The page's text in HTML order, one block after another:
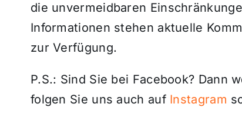
die unvermeidbaren
Informationen stehen aktuelle
zur Verfügung.
P.S.: Sind Sie bei Facebook? Dann
folgen Sie uns auch auf Instagram